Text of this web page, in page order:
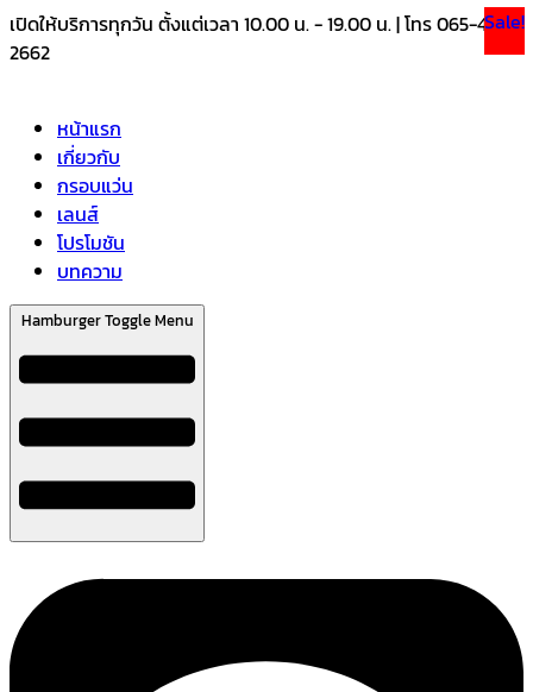
Skip
to
เปิดให้บริการทุกวัน ตั้งแต่เวลา 10.00 น. - 19.00 น. | โทร 065-469-
2662
หน้าแรก
เกี่ยวกับ
กรอบแว่น
เลนส์
โปรโมชัน
บทความ
Hamburger Toggle Menu
Sale!
Sale!
Sale!
Sale!
Sale!